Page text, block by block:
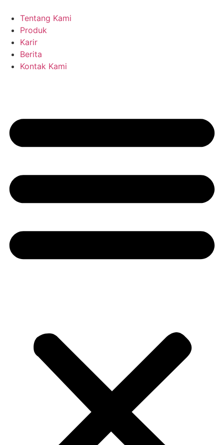
konten
Tentang Kami
Produk
Karir
Berita
Kontak Kami